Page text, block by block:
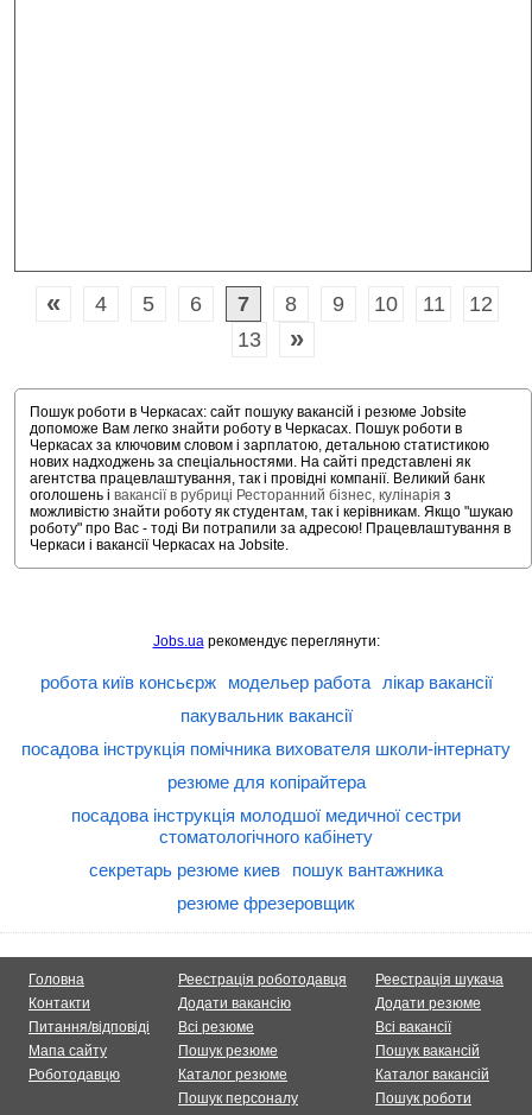
« 4 5 6 7 8 9 10 11
12
13
»
Пошук роботи в Черкасах: сайт пошуку вакансій і резюме Jobsite
допоможе Вам легко знайти роботу в Черкасах. Пошук роботи в
Черкасах за ключовим словом і зарплатою, детальною статистикою
нових надходжень за спеціальностями. На сайті представлені як
агентства працевлаштування, так і провідні компанії. Великий банк
оголошень і вакансії в рубриці Ресторанний бізнес, кулінарія з
можливістю знайти роботу як студентам, так і керівникам. Якщо "шукаю
роботу" про Вас - тоді Ви потрапили за адресою! Працевлаштування в
Черкаси і вакансії Черкасах на Jobsite.
Jobs.uaрекомендує переглянути:
робота київ консьєрж модельер работа
лікар вакансії
пакувальник вакансії
посадова інструкція помічника вихователя школи-інтернату
резюме для копірайтера
посадова інструкція молодшої медичної сестри
стоматологічного кабінету
секретарь резюме киев
пошук вантажника
резюме фрезеровщик
Головна
Контакти
Питання/відповіді
Мапа сайту
Роботодавцю
Реестрація роботодавця
Додати вакансію
Всі резюме
Пошук резюме
Каталог резюме
Пошук персоналу
Реестрація шукача
Додати резюме
Всі вакансії
Пошук вакансій
Каталог вакансій
Пошук роботи